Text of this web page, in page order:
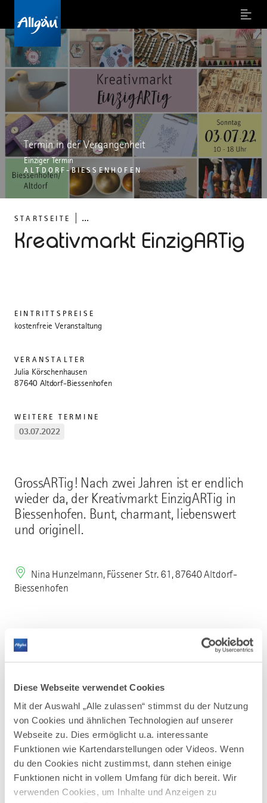
Diese Webseite verwendet Cookies
Mit der Auswahl „Alle zulassen“ stimmst du der Nutzung
von Cookies und ähnlichen Technologien auf unserer
Webseite zu. Dies ermöglicht u.a. interessante
Funktionen wie Kartendarstellungen oder Videos. Wenn
du den Cookies nicht zustimmst, dann stehen einige
Funktionen nicht in vollem Umfang für dich bereit. Wir
verwenden Cookies, um Inhalte und Anzeigen zu
Menu
STARTSEITE ...
Kreativmarkt EinzigARTig
Termin in der Vergangenheit
Einziger Termin
ALTDORF-BIESSENHOFEN
GrossARTig! Nach zwei Jahren ist er endlich
wieder da, der Kreativmarkt EinzigARTig in
Biessenhofen. Bunt, charmant, liebenswert
und originell.
Nina Hunzelmann, Füssener Str. 61, 87640 Altdorf-
Biessenhofen
Mehr erfahren
Kreationen von ca. 30 Künstlern, in idyllischer
Atmosphäre zu bestaunen: Betonkunst,
Stempel, Papeterie, Kreationen aus Wolle,
Stoff, Holz, Weide und Keramik, Upcycling,
Makramee, Naturseifen, Schmuck,
Bienenwachstücher und vieles mehr wird hier
geboten. Live Musik, Kinderschminken sowie
einige Stände, die zum Mitmachen und
EINTRITTSPREISE
kostenfreie Veranstaltung
VERANSTALTER
Julia Körschenhausen
87640 Altdorf-Biessenhofen
WEITERE TERMINE
03.07.2022